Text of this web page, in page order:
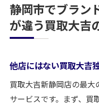
静岡市でブラン
が違う買取大吉
他店にはない買取大吉
買取大吉新静岡店の最
サービスです。まず、買